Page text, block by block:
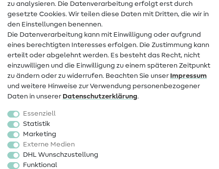
Infos zum Betreiberwechsel
Widerrufsrecht
Beliebt
Stoffe
Sale
Schnittmuster
zu analysieren. Die Datenverarbeitung erfolgt erst durch
gesetzte Cookies. Wir teilen diese Daten mit Dritten, die wir in
den Einstellungen benennen.
Die Datenverarbeitung kann mit Einwilligung oder aufgrund
eines berechtigten Interesses erfolgen. Die Zustimmung kann
erteilt oder abgelehnt werden. Es besteht das Recht, nicht
einzuwilligen und die Einwilligung zu einem späteren Zeitpunkt
zu ändern oder zu widerrufen. Beachten Sie unser Impressum
und weitere Hinweise zur Verwendung personenbezogener
Daten in unserer Daten­schutz­erklärung.
Essenziell
Statistik
Marketing
Externe Medien
DHL Wunschzustellung
Funktional